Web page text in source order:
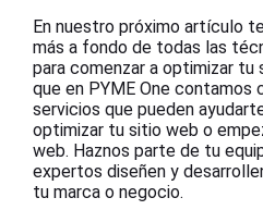
En nuestro próximo artículo
más a fondo de todas las
para comenzar a optimizar
que en PYME One
servicios que pueden
optimizar tu sitio web o
web. Haznos parte de tu
expertos diseñen y
tu marca o negocio.